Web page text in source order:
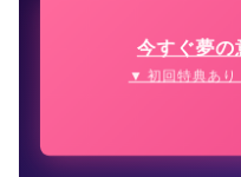
今すぐ夢の
▼ 初回特典あ